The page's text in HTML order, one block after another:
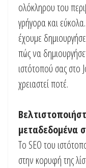
ολόκληρου του
γρήγορα και
έχουμε
πώς να
ιστότοπού σας στο
χρειαστεί ποτέ.
μεταδεδομένα
Το SEO του
στην κορυφή της